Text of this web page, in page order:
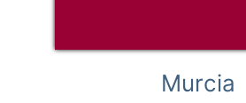
Murcia